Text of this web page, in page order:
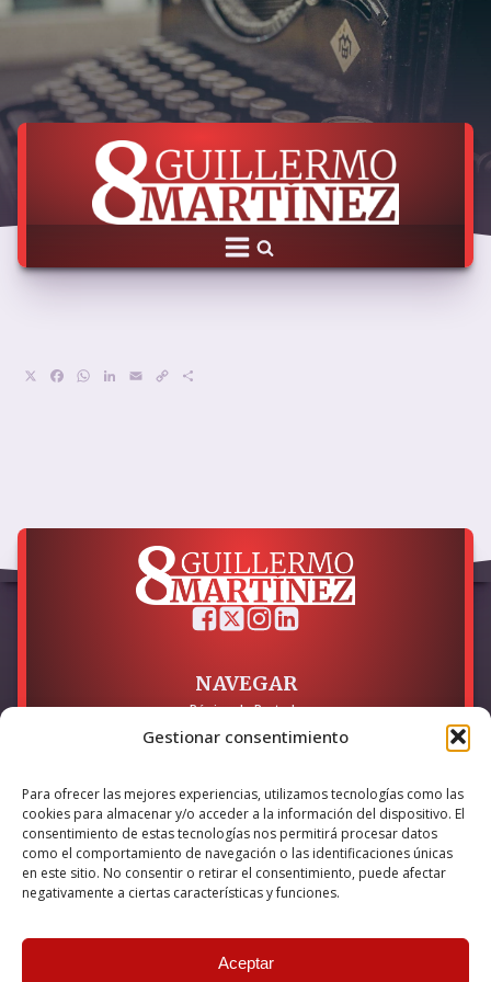
Gestionar consentimiento
Para ofrecer las mejores experiencias, utilizamos tecnologías como las
cookies para almacenar y/o acceder a la información del dispositivo. El
consentimiento de estas tecnologías nos permitirá procesar datos
como el comportamiento de navegación o las identificaciones únicas
en este sitio. No consentir o retirar el consentimiento, puede afectar
negativamente a ciertas características y funciones.
Aceptar
Facebook
WhatsApp
LinkedIn
EmailCopy
NAVEGAR
Página de Portada
Sobre mí / Contacto
LEGAL
Política de Privacidad
Política de Cookies
Accesibilidad
Esta empresa ha sido beneficiaria del bono Kit Digital y lo ha
internet, financiado por la Unión Europea – NextGeneration EU